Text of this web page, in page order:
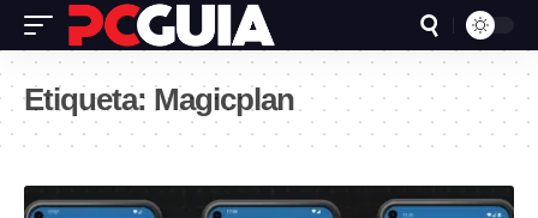
Etiqueta: Magicplan